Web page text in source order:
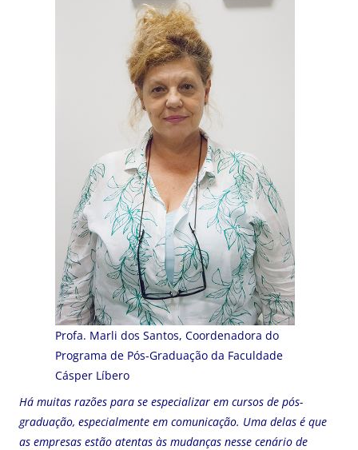
Profa. Marli dos Santos, Coordenadora do
Programa de Pós-Graduação da Faculdade
Cásper Líbero
Há muitas razões para se especializar em cursos de pós-
graduação, especialmente em comunicação. Uma delas é que
as empresas estão atentas às mudanças nesse cenário de